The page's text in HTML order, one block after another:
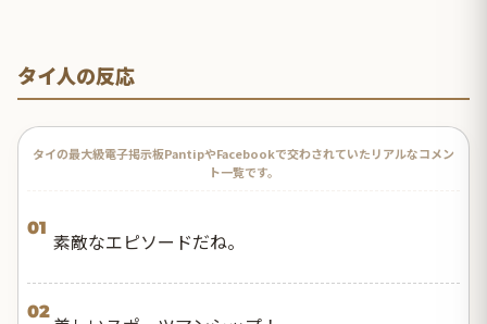
タイ人の反応
タイの最大級電子掲示板PantipやFacebookで交わされていたリアルなコメン
ト一覧です。
01
素敵なエピソードだね。
02